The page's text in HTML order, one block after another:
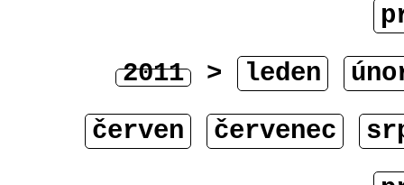
2011 > leden
červen
červenec